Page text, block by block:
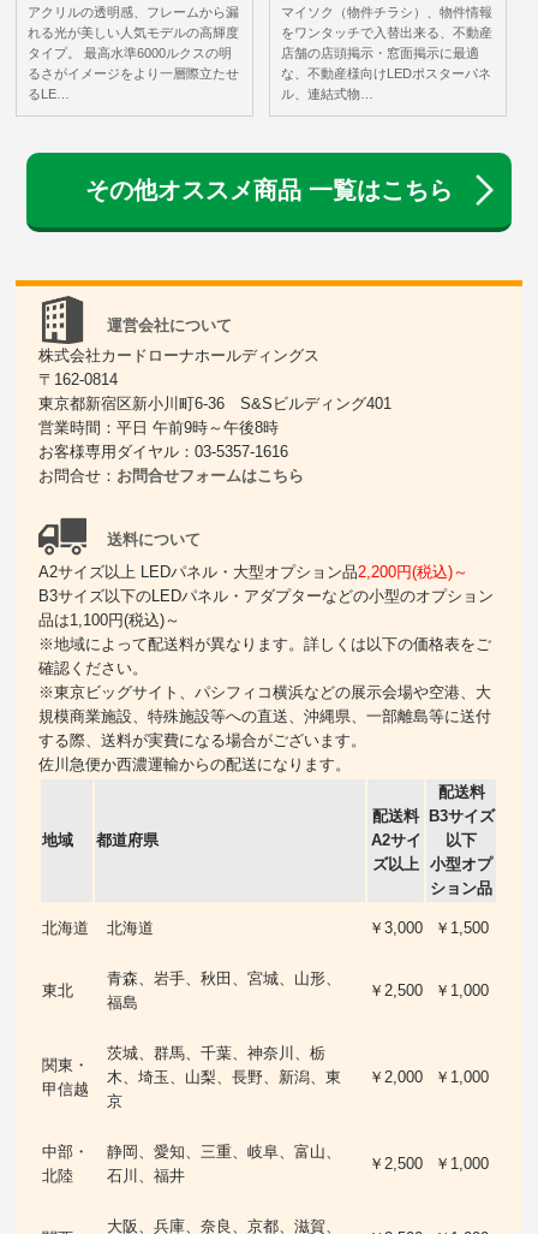
アクリルの透明感、フレームから漏
れる光が美しい人気モデルの高輝度
タイプ。 最高水準6000ルクスの明
るさがイメージをより一層際立たせ
るLE…
マイソク（物件チラシ）、物件情報
をワンタッチで入替出来る、不動産
店舗の店頭掲示・窓面掲示に最適
な、不動産様向けLEDポスターパネ
ル、連結式物…
その他オススメ商品 一覧はこちら
運営会社について
株式会社カードローナホールディングス
〒162-0814
東京都新宿区新小川町6-36 S&Sビルディング401
営業時間：平日 午前9時～午後8時
お客様専用ダイヤル：03-5357-1616
お問合せ： お問合せフォームはこちら
送料について
A2サイズ以上 LEDパネル・大型オプション品2,200円(税込)～
B3サイズ以下のLEDパネル・アダプターなどの小型のオプション
品は1,100円(税込)～
※地域によって配送料が異なります。詳しくは以下の価格表をご
確認ください。
※東京ビッグサイト、パシフィコ横浜などの展示会場や空港、大
規模商業施設、特殊施設等への直送、沖縄県、一部離島等に送付
する際、送料が実費になる場合がございます。
佐川急便か西濃運輸からの配送になります。
地域 都道府県
配送料
A2サイ
ズ以上
配送料
B3サイズ
以下
小型オプ
ション品
北海道 北海道 ￥3,000 ￥1,500
東北
青森、岩手、秋田、宮城、山形、
福島
￥2,500 ￥1,000
関東・
甲信越
茨城、群馬、千葉、神奈川、栃
木、埼玉、山梨、長野、新潟、東
京
￥2,000 ￥1,000
中部・
北陸
静岡、愛知、三重、岐阜、富山、
石川、福井
￥2,500 ￥1,000
大阪、兵庫、奈良、京都、滋賀、